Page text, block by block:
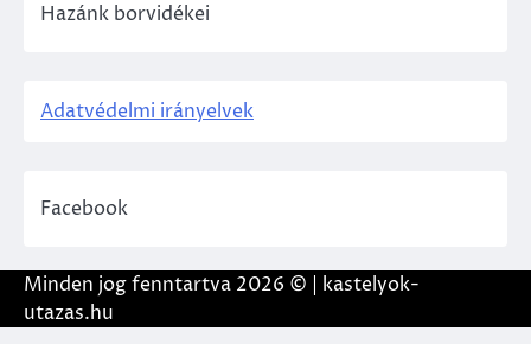
Hazánk borvidékei
Adatvédelmi irányelvek
Facebook
Minden jog fenntartva 2026 © | kastelyok-
utazas.hu